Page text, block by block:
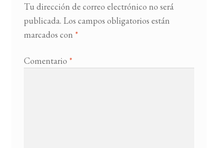
Tu dirección de correo electrónico no será
publicada. Los campos obligatorios están
marcados con *
Comentario *